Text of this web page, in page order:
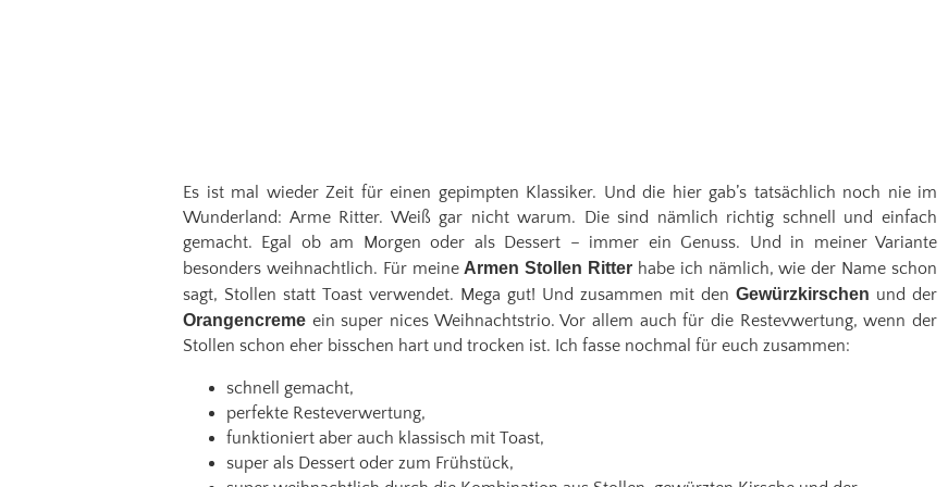
Es ist mal wieder Zeit für einen gepimpten Klassiker. Und die hier gab’s tatsächlich noch nie im
Wunderland: Arme Ritter. Weiß gar nicht warum. Die sind nämlich richtig schnell und einfach
gemacht. Egal ob am Morgen oder als Dessert – immer ein Genuss. Und in meiner Variante
besonders weihnachtlich. Für meineArmen Stollen Ritter habe ich nämlich, wie der Name schon
sagt, Stollen statt Toast verwendet. Mega gut! Und zusammen mit den Gewürzkirschen und der
Orangencreme ein super nices Weihnachtstrio. Vor allem auch für die Restevwertung, wenn der
Stollen schon eher bisschen hart und trocken ist. Ich fasse nochmal für euch zusammen:
schnell gemacht,
perfekte Resteverwertung,
funktioniert aber auch klassisch mit Toast,
super als Dessert oder zum Frühstück,